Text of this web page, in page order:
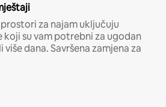
za najam uključuju
koji su vam potrebni za ugodan
dana. Savršena zamjena za